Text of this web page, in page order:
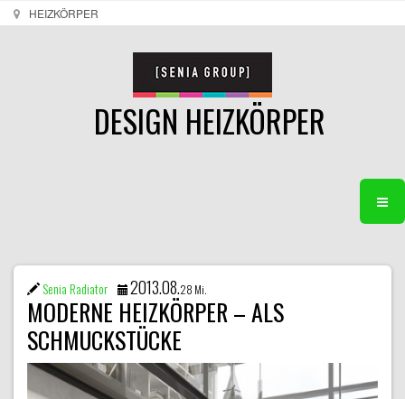
HEIZKÖRPER
DESIGN HEIZKÖRPER
Senia Radiator 2013.08.28 Mi.
MODERNE HEIZKÖRPER – ALS
SCHMUCKSTÜCKE